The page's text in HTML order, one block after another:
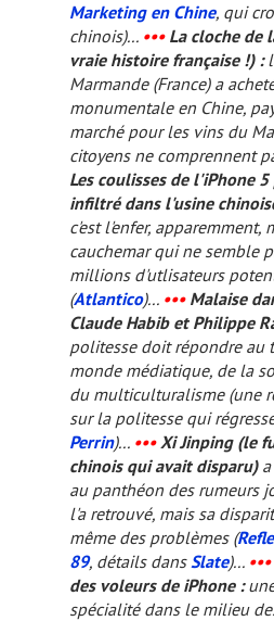
Marketing en Chine, qui
chinois)... •••La cloche de
vraie histoire française !) :
Marmande (France) a
monumentale en Chine,
marché pour les vins du
citoyens ne comprennent
Les coulisses de l'iPhone
infiltré dans l'usine
c'est l'enfer, apparemment,
cauchemar qui ne semble
millions d'utlisateurs
(Atlantico)... ••• Malaise
Claude Habib et Philippe
politesse doit répondre au
monde médiatique, de la
du multiculturalisme (une
sur la politesse qui
Perrin)... •••Xi Jinping (le
chinois qui avait disparu)
au panthéon des rumeurs
l'a retrouvé, mais sa
même des problèmes (
89, détails dansSlate)... •••
des voleurs de iPhone :
spécialité dans le milieu